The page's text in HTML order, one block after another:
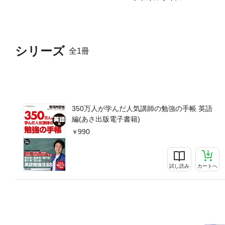
シリーズ 全1冊
350万人が学んだ人気講師の勉強の手帳 英語
編(あさ出版電子書籍)
990
試し読み カートへ